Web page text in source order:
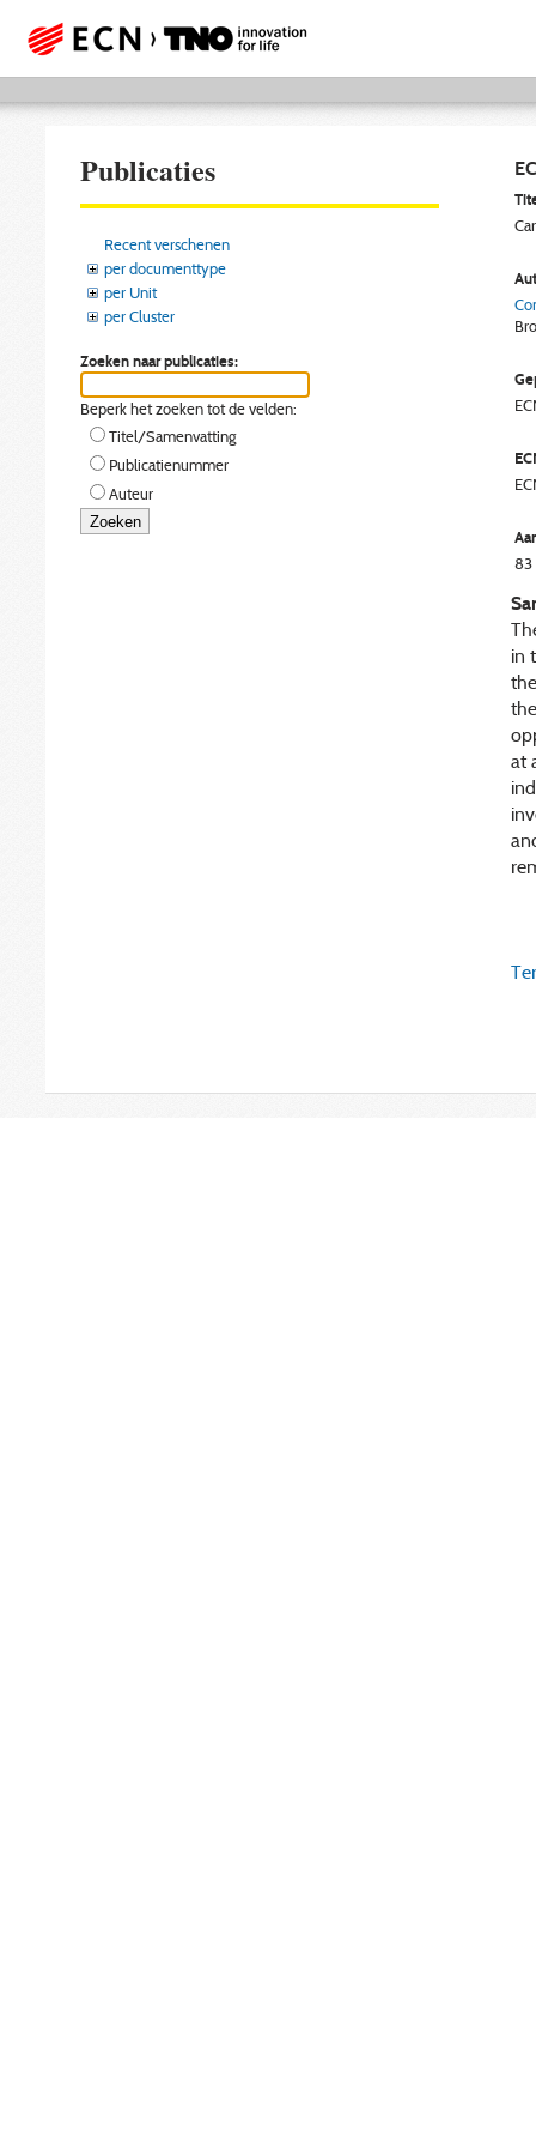
Publicaties
Recent verschenen
per documenttype
per Unit
per Cluster
Zoeken naar publicaties:
Beperk het zoeken tot de velden:
Titel/Samenvatting
Publicatienummer
Auteur
83
in
at